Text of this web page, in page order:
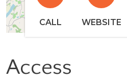
Leaflet| Map
CALL WEBSITE
Access